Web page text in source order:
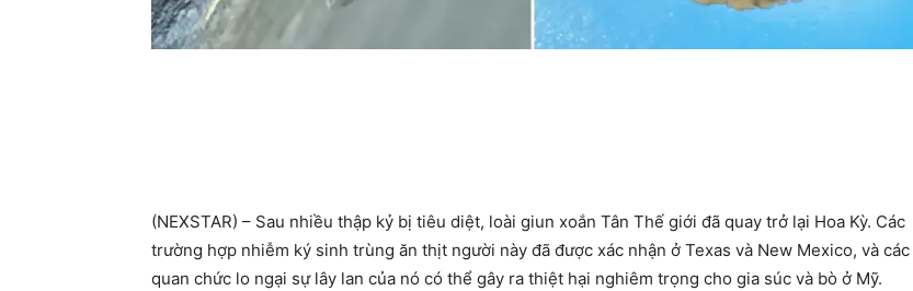
(NEXSTAR) – Sau nhiều thập kỷ bị tiêu diệt, loài giun xoắn Tân Thế giới đã quay trở lại Hoa Kỳ. Các
trường hợp nhiễm ký sinh trùng ăn thịt người này đã được xác nhận ở Texas và New Mexico, và các
quan chức lo ngại sự lây lan của nó có thể gây ra thiệt hại nghiêm trọng cho gia súc và bò ở Mỹ.